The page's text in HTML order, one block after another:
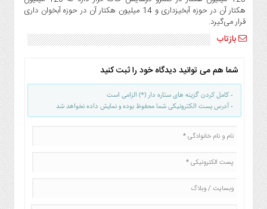
هکتار آن در حوزه آبخیزداری و 14 میلیون هکتار آن در حوزه آبخوان داری
قرار می‌گیرد.
بازتاب
شما هم می توانید دیدگاه خود را ثبت کنید
- کامل کردن گزینه های ستاره دار (*) الزامی است
- آدرس پست الکترونیکی شما محفوظ بوده و نمایش داده نخواهد شد